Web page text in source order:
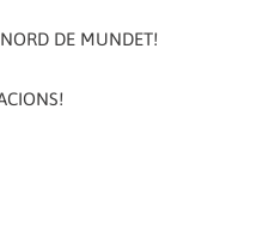
DE MUNDET!